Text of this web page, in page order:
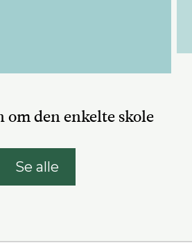
om den enkelte skole
Se alle